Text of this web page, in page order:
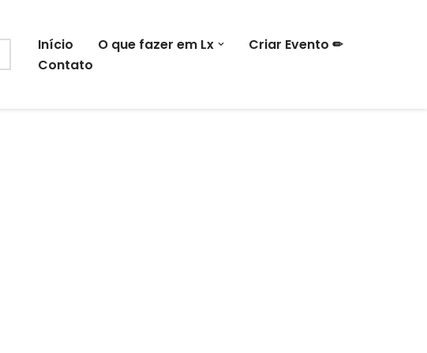
Início O que fazer em Lx
Criar Evento ✏
Contato